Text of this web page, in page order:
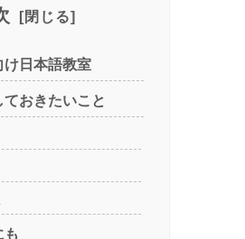
日本語教室
おきたいこと
も